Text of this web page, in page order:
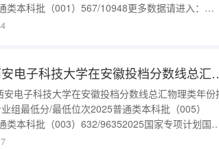
类本科批（001）567/10948更多数据请进入：
2025年高考西安电子科
电子科技大学在安徽投档分数线总汇物理类年份
组最低分/最低位次2025普通类本科批（005）
类本科批（003）632/96352025国家专项计划国
643/59932025中外合作办学本科批（006）